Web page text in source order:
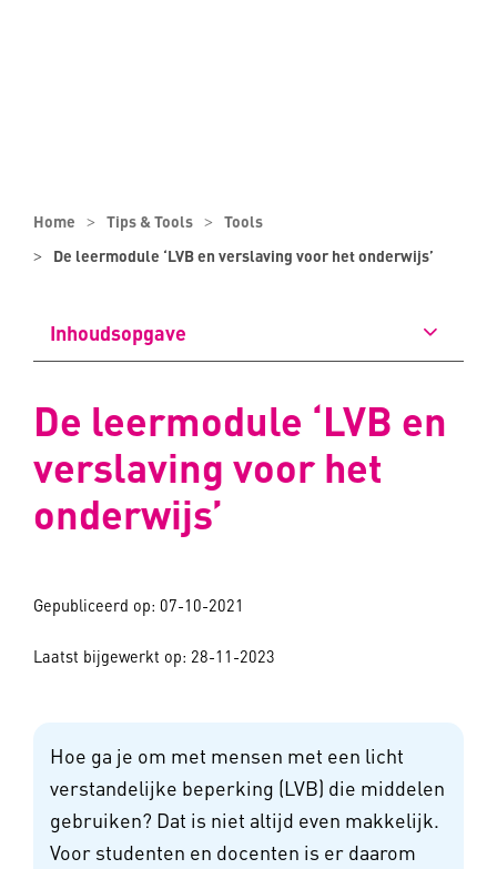
Home Tips & Tools
Tools
De leermodule ‘LVB en verslaving voor het onderwijs’
Inhoudsopgave
De leermodule ‘LVB en
verslaving voor het
onderwijs’
Gepubliceerd op: 07-10-2021
Laatst bijgewerkt op: 28-11-2023
Hoe ga je om met mensen met een licht
verstandelijke beperking (LVB) die middelen
gebruiken? Dat is niet altijd even makkelijk.
Voor studenten en docenten is er daarom